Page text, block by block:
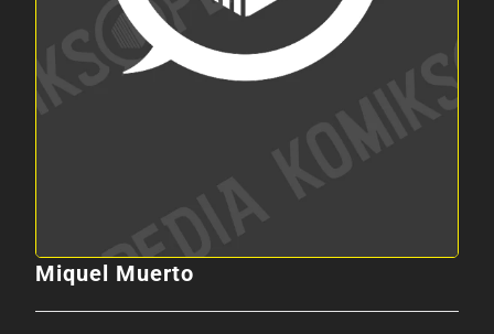
Miquel Muerto